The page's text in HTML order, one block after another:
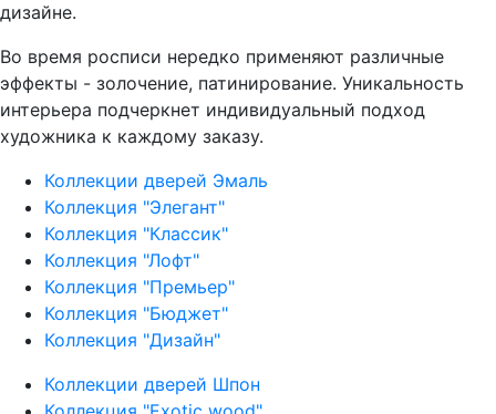
дизайне.
Во время росписи нередко применяют различные
эффекты - золочение, патинирование. Уникальность
интерьера подчеркнет индивидуальный подход
художника к каждому заказу.
Коллекции дверей Эмаль
Коллекция "Элегант"
Коллекция "Классик"
Коллекция "Лофт"
Коллекция "Премьер"
Коллекция "Бюджет"
Коллекция "Дизайн"
Коллекции дверей Шпон